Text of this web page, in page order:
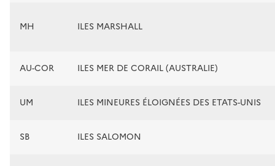
MH ILES MARSHALL
AU-COR ILES MER DE CORAIL (AUSTRALIE)
UM ILES MINEURES ÉLOIGNÉES DES ETATS-UNIS
SB ILES SALOMON